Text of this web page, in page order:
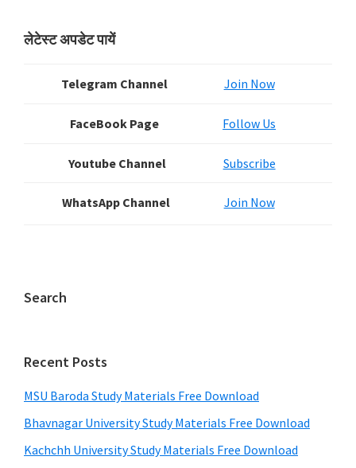
Primary
लेटेस्ट अपडेट पायें
Telegram Channel Join Now
FaceBook Page Follow Us
Youtube Channel Subscribe
WhatsApp Channel Join Now
Search
Recent Posts
MSU Baroda Study Materials Free Download
Bhavnagar University Study Materials Free Download
Kachchh University Study Materials Free Download